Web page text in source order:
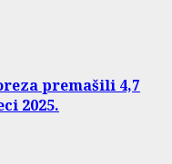
premašili 4,7
2025.